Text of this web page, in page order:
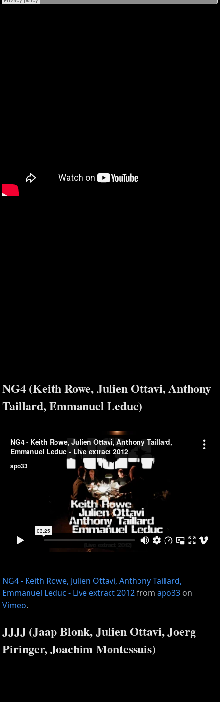
NG4 (Keith Rowe, Julien Ottavi, Anthony
Taillard, Emmanuel Leduc)
NG4 - Keith Rowe, Julien Ottavi, Anthony Taillard,
Emmanuel Leduc - Live extract 2012from apo33on
Vimeo.
JJJJ (Jaap Blonk, Julien Ottavi, Joerg
Piringer, Joachim Montessuis)